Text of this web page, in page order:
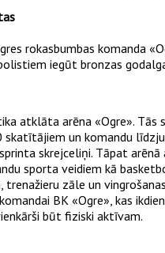
rokasbumbas komanda
iegūt bronzas
atklāta arēna «Ogre».
un komandu
skrejceliņi. Tāpat
sporta veidiem kā
zāle un
BK «Ogre», kas
būt fiziski aktīvam.